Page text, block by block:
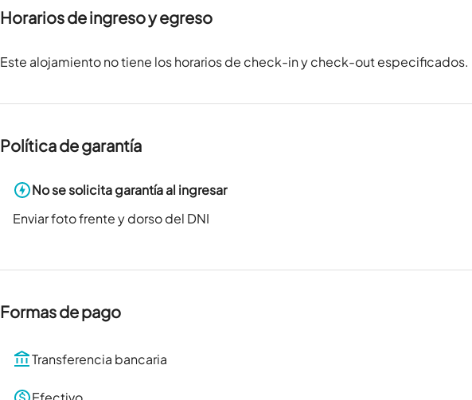
Horarios de ingreso y egreso
Este alojamiento no tiene los horarios de check-in y check-out especificados.
Política de garantía
No se solicita garantía al ingresar
Enviar foto frente y dorso del DNI
Formas de pago
Transferencia bancaria